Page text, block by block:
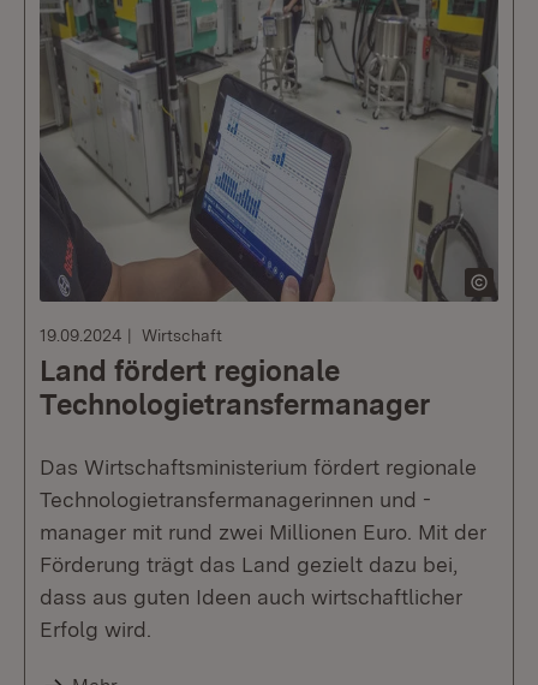
19.09.2024 Wirtschaft
Land fördert regionale
Technologietransfer­manager
Das Wirtschaftsministerium fördert regionale
Technologietransfermanagerinnen und -
manager mit rund zwei Millionen Euro. Mit der
Förderung trägt das Land gezielt dazu bei,
dass aus guten Ideen auch wirtschaftlicher
Erfolg wird.